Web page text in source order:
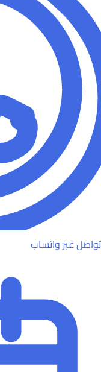
تواصل عبر واتساب